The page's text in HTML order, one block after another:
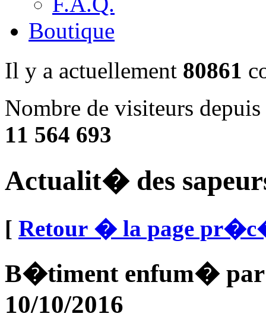
Boutique
Il y a actuellement 80861
Nombre de visiteurs
11 564 693
Actualit� des
[ Retour � la page
B�timent enfum�
10/10/2016